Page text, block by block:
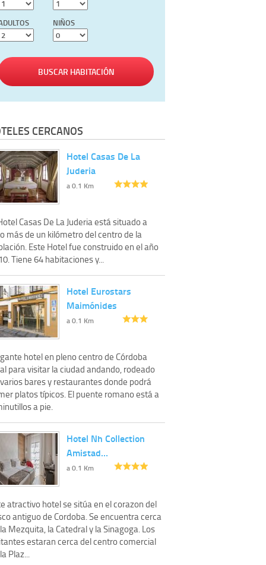
NIÑOS
BUSCAR HABITACIÓN
CERCANOS
Hotel Casas De La
Juderia
a 0.1 Km
Casas De La Juderia está situado a
más de un kilómetro del centro de la
Este Hotel fue construido en el año
Tiene 64 habitaciones y...
Hotel Eurostars
Maimónides
a 0.1 Km
hotel en pleno centro de Córdoba
para visitar la ciudad andando, rodeado
bares y restaurantes donde podrá
platos típicos. El puente romano está a
a pie.
Hotel Nh Collection
Amistad…
a 0.1 Km
atractivo hotel se sitúa en el corazon del
antiguo de Cordoba. Se encuentra cerca
Mezquita, la Catedral y la Sinagoga. Los
estaran cerca del centro comercial
Plaz...